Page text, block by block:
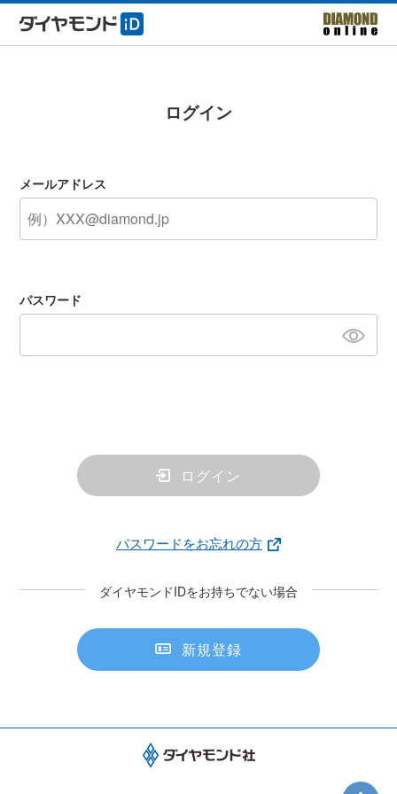
ログイン
メールアドレス
パスワード
ログイン
パスワードをお忘れの方
ダイヤモンドIDをお持ちでない場合
新規登録